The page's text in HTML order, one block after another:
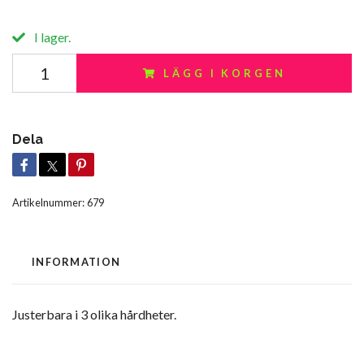
I lager.
LÄGG I KORGEN
Dela
Artikelnummer:679
INFORMATION
Justerbara i 3 olika hårdheter.